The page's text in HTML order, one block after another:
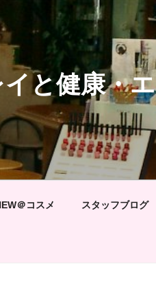
と健康・エ
＠コスメ スタッフブログ